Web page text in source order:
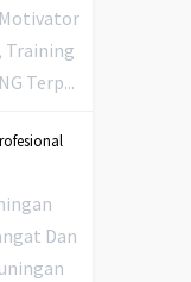
Training
Terp...
Dan